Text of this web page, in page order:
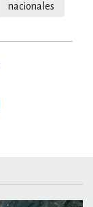
nacionales